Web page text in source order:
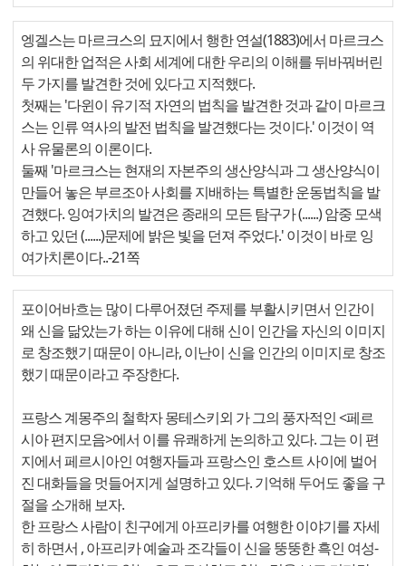
엥겔스는 마르크스의 묘지에서 행한 연설(1883)에서 마르크스
의 위대한 업적은 사회 세계에 대한 우리의 이해를 뒤바꿔버린
두 가지를 발견한 것에 있다고 지적했다.
첫째는 '다윈이 유기적 자연의 법칙을 발견한 것과 같이 마르크
스는 인류 역사의 발전 법칙을 발견했다는 것이다.' 이것이 역
사 유물론의 이론이다.
둘째 '마르크스는 현재의 자본주의 생산양식과 그 생산양식이
만들어 놓은 부르조아 사회를 지배하는 특별한 운동법칙을 발
견했다. 잉여가치의 발견은 종래의 모든 탐구가 (......) 암중 모색
하고 있던 (......)문제에 밝은 빛을 던져 주었다.' 이것이 바로 잉
여가치론이다..-21쪽
포이어바흐는 많이 다루어졌던 주제를 부활시키면서 인간이
왜 신을 닮았는가 하는 이유에 대해 신이 인간을 자신의 이미지
로 창조했기 때문이 아니라, 이난이 신을 인간의 이미지로 창조
했기 때문이라고 주장한다.
프랑스 계몽주의 철학자 몽테스키외 가 그의 풍자적인 <페르
시아 편지모음>에서 이를 유쾌하게 논의하고 있다. 그는 이 편
지에서 페르시아인 여행자들과 프랑스인 호스트 사이에 벌어
진 대화들을 멋들어지게 설명하고 있다. 기억해 두어도 좋을 구
절을 소개해 보자.
한 프랑스 사람이 친구에게 아프리카를 여행한 이야기를 자세
히 하면서 , 아프리카 예술과 조각들이 신을 뚱뚱한 흑인 여성-